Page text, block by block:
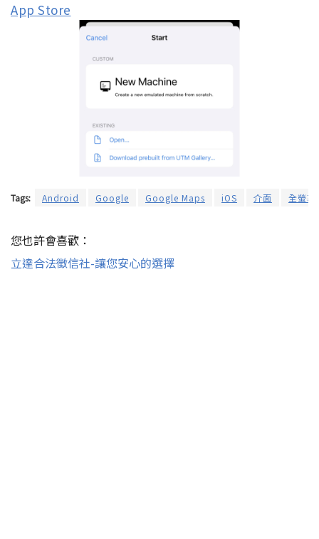
App Store
Tags: Android Google Google Maps iOS 介面 全螢幕
您也許會喜歡：
立達合法徵信社-讓您安心的選擇